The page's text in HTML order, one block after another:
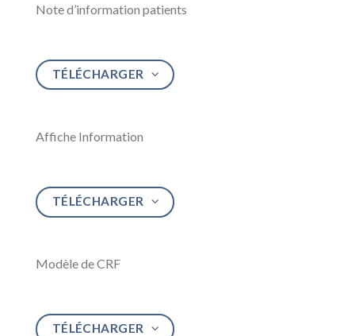
Note d’information patients
TÉLÉCHARGER
Affiche Information
TÉLÉCHARGER
Modèle de CRF
TÉLÉCHARGER